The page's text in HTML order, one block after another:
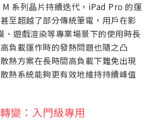
系列晶片持續迭代，iPad Pro 的運
至超越了部分傳統筆電，用戶在影
、遊戲渲染等專業場景下的使用時長
負載運作時的發熱問題也隨之凸
熱方案在長時間高負載下難免出現
熱系統能夠更有效地維持持續峰值
變：入門級專用